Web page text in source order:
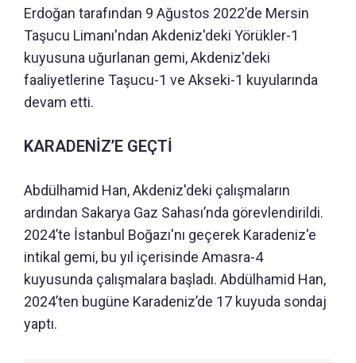
Erdoğan tarafından 9 Ağustos 2022’de Mersin
Taşucu Limanı'ndan Akdeniz'deki Yörükler-1
kuyusuna uğurlanan gemi, Akdeniz'deki
faaliyetlerine Taşucu-1 ve Akseki-1 kuyularında
devam etti.
KARADENİZ’E GEÇTİ
Abdülhamid Han, Akdeniz'deki çalışmaların
ardından Sakarya Gaz Sahası’nda görevlendirildi.
2024’te İstanbul Boğazı'nı geçerek Karadeniz'e
intikal gemi, bu yıl içerisinde Amasra-4
kuyusunda çalışmalara başladı. Abdülhamid Han,
2024’ten bugüne Karadeniz’de 17 kuyuda sondaj
yaptı.